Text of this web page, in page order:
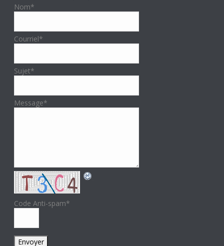
Nom*
Courriel*
Sujet*
Message*
Code Anti-spam*